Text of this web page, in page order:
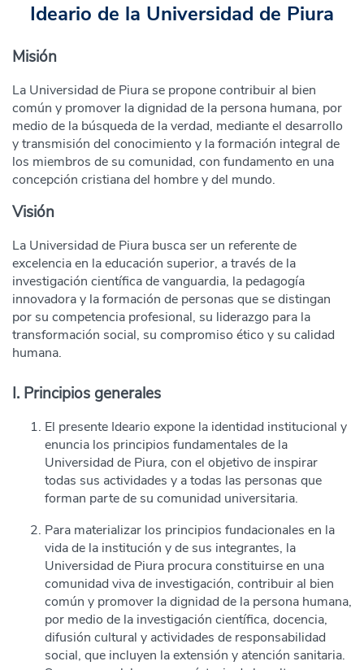
Ideario de la Universidad de Piura
Misión
La Universidad de Piura se propone contribuir al bien
común y promover la dignidad de la persona humana, por
medio de la búsqueda de la verdad, mediante el desarrollo
y transmisión del conocimiento y la formación integral de
los miembros de su comunidad, con fundamento en una
concepción cristiana del hombre y del mundo.
Visión
La Universidad de Piura busca ser un referente de
excelencia en la educación superior, a través de la
investigación científica de vanguardia, la pedagogía
innovadora y la formación de personas que se distingan
por su competencia profesional, su liderazgo para la
transformación social, su compromiso ético y su calidad
humana.
I. Principios generales
El presente Ideario expone la identidad institucional y
enuncia los principios fundamentales de la
Universidad de Piura, con el objetivo de inspirar
todas sus actividades y a todas las personas que
forman parte de su comunidad universitaria.
Para materializar los principios fundacionales en la
vida de la institución y de sus integrantes, la
Universidad de Piura procura constituirse en una
comunidad viva de investigación, contribuir al bien
común y promover la dignidad de la persona humana,
por medio de la investigación científica, docencia,
difusión cultural y actividades de responsabilidad
social, que incluyen la extensión y atención sanitaria.